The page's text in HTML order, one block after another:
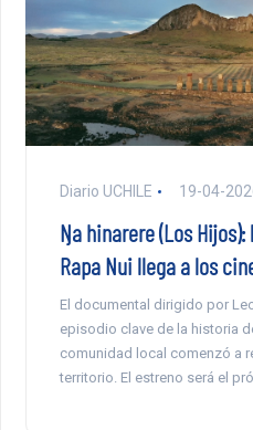
Diario UCHILE 19-04-
Ŋa hinarere (Los
Rapa Nui llega a los
El documental dirigido por
episodio clave de la historia
comunidad local comenzó a
territorio. El estreno será el